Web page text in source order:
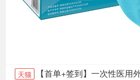
天猫 【首单+签到】一次性医用